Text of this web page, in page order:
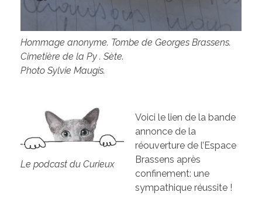
Hommage anonyme. Tombe de Georges Brassens.
Cimetière de la Py . Sète.
Photo Sylvie Maugis.
Le podcast du Curieux
Voici le lien de la bande
annonce de la
réouverture de l’Espace
Brassens après
confinement: une
sympathique réussite !